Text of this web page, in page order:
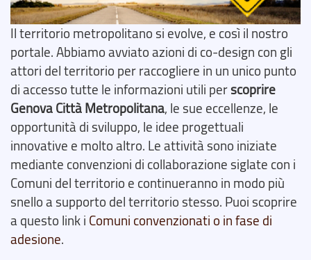
Il territorio metropolitano si evolve, e così il nostro
portale. Abbiamo avviato azioni di co-design con gli
attori del territorio per raccogliere in un unico punto
di accesso tutte le informazioni utili perscoprire
Genova Città Metropolitana, le sue eccellenze, le
opportunità di sviluppo, le idee progettuali
innovative e molto altro. Le attività sono iniziate
mediante convenzioni di collaborazione siglate con i
Comuni del territorio e continueranno in modo più
snello a supporto del territorio stesso. Puoi scoprire
a questo link i Comuni convenzionati o in fase di
adesione.